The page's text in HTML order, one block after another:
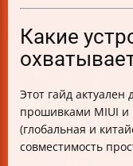
Советы для
Таблица
HyperOS
Типичные
Итог
Какие
Этот гайд актуален
прошивками MIUI и
(глобальная и
совместимость